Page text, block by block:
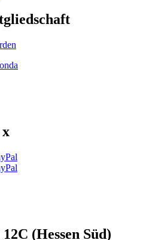
x
(Hessen Süd)